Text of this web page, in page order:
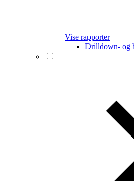
Vise rapporter
Drilldown- og